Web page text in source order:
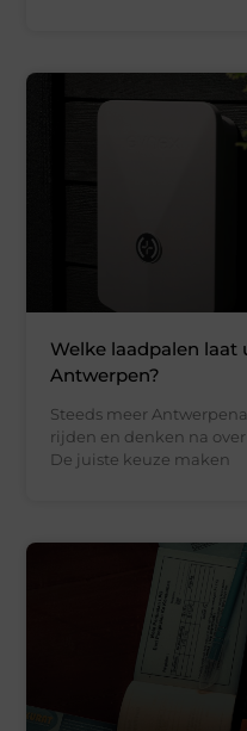
Welke laadpalen laat
Antwerpen?
Steeds meer
rijden en denken na
De juiste keuze maken